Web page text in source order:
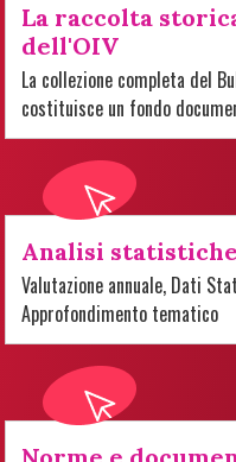
La raccolta
dell'OIV
La collezione completa del
costituisce un fondo
Analisi statistiche
Valutazione annuale, Dati
Approfondimento tematico